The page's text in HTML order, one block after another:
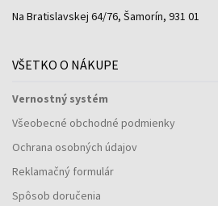
Na Bratislavskej 64/76, Šamorín, 931 01
VŠETKO O NÁKUPE
Vernostný systém
Všeobecné obchodné podmienky
Ochrana osobných údajov
Reklamačný formulár
Spôsob doručenia